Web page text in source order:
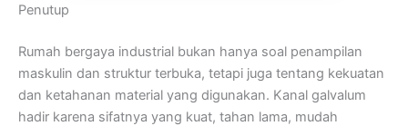
Penutup
Rumah bergaya industrial bukan hanya soal penampilan
maskulin dan struktur terbuka, tetapi juga tentang kekuatan
dan ketahanan material yang digunakan. Kanal galvalum
hadir karena sifatnya yang kuat, tahan lama, mudah